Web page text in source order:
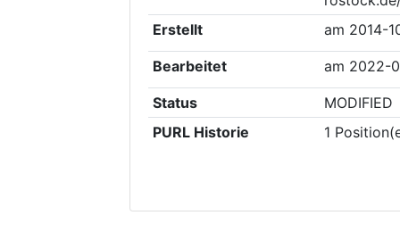
Erstellt
am 2014-
Bearbeitet am 2022-
Status
MODIFIED
PURL Historie
1